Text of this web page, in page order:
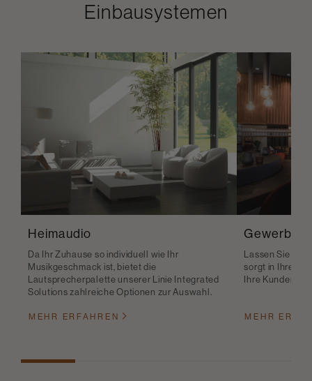
Einbausystemen
Heimaudio
Da Ihr Zuhause so individuell wie Ihr
Musikgeschmack ist, bietet die
Lautsprecherpalette unserer Linie Integrated
Solutions zahlreiche Optionen zur Auswahl.
MEHR ERFAHREN
Gewerbe
Lassen Sie
sorgt in Ihrem
Ihre Kunden
MEHR